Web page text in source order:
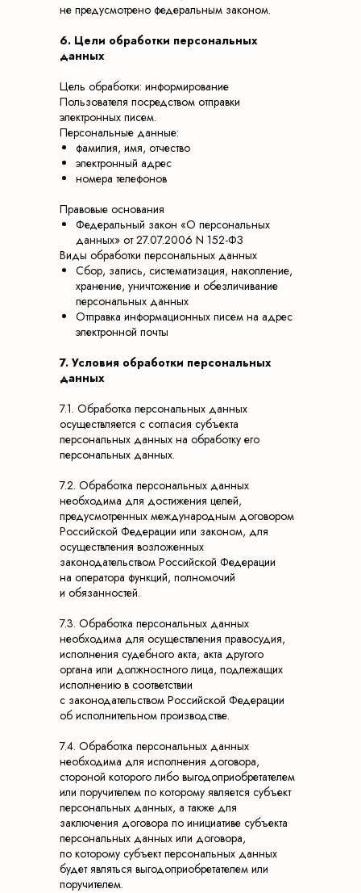
не предусмотрено федеральным законом.
6. Цели обработки персональных
данных
Цель обработки: информирование
Пользователя посредством отправки
электронных писем.
Персональные данные:
фамилия, имя, отчество
электронный адрес
номера телефонов
Правовые основания
Федеральный закон «О персональных
данных» от 27.07.2006 N 152-ФЗ
Виды обработки персональных данных
Сбор, запись, систематизация, накопление,
хранение, уничтожение и обезличивание
персональных данных
Отправка информационных писем на адрес
электронной почты
7. Условия обработки персональных
данных
7.1. Обработка персональных данных
осуществляется с согласия субъекта
персональных данных на обработку его
персональных данных.
7.2. Обработка персональных данных
необходима для достижения целей,
предусмотренных международным договором
Российской Федерации или законом, для
осуществления возложенных
законодательством Российской Федерации
на оператора функций, полномочий
и обязанностей.
7.3. Обработка персональных данных
необходима для осуществления правосудия,
исполнения судебного акта, акта другого
органа или должностного лица, подлежащих
исполнению в соответствии
с законодательством Российской Федерации
об исполнительном производстве.
7.4. Обработка персональных данных
необходима для исполнения договора,
стороной которого либо выгодоприобретателем
или поручителем по которому является субъект
персональных данных, а также для
заключения договора по инициативе субъекта
персональных данных или договора,
по которому субъект персональных данных
будет являться выгодоприобретателем или
поручителем.